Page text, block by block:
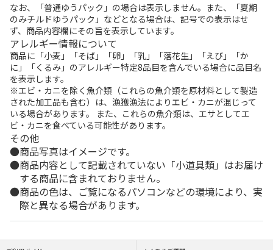
なお、「普通ゆうパック」の場合は表示しません。また、「夏期
のみチルドゆうパック」などとなる場合は、記号での表示はせ
ず、商品内容欄にその旨を表示しています。
アレルギー情報について
商品に「小麦」「そば」「卵」「乳」「落花生」「えび」「か
に」「くるみ」のアレルギー特定8品目を含んでいる場合に品目名
を表示します。
※エビ・カニを除く魚介類（これらの魚介類を原材料として製造
された加工品も含む）は、漁獲漁法によりエビ・カニが混じって
いる場合があります。 また、これらの魚介類は、エサとしてエ
ビ・カニを食べている可能性があります。
その他
商品写真はイメージです。
商品内容として記載されていない「小道具類」はお届け
する商品に含まれておりません。
商品の色は、ご覧になるパソコンなどの環境により、実
際と異なる場合があります。